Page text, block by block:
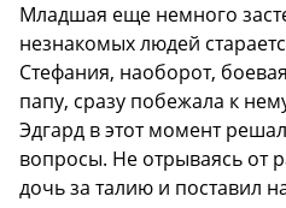
Младшая еще немного
незнакомых людей
Стефания, наоборот,
папу, сразу побежала к
Эдгард в этот момент
вопросы. Не отрываясь от
дочь за талию и поставил